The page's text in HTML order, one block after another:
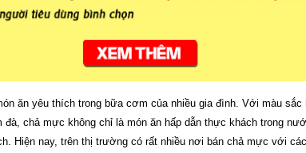
ăn yêu thích trong bữa cơm của nhiều gia đình. Với màu
đà, chả mực không chỉ là món ăn hấp dẫn thực khách trong
Hiện nay, trên thị trường có rất nhiều nơi bán chả mực với